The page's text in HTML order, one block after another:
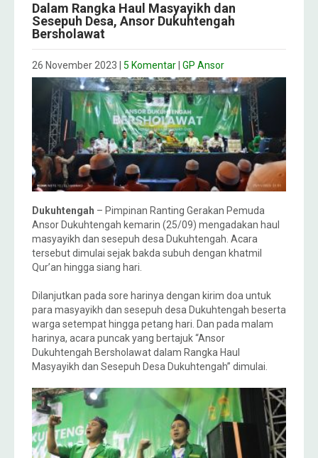
Dalam Rangka Haul Masyayikh dan
Sesepuh Desa, Ansor Dukuhtengah
Bersholawat
26 November 2023 5 Komentar GP Ansor
Dukuhtengah – Pimpinan Ranting Gerakan Pemuda
Ansor Dukuhtengah kemarin (25/09) mengadakan haul
masyayikh dan sesepuh desa Dukuhtengah. Acara
tersebut dimulai sejak bakda subuh dengan khatmil
Qur’an hingga siang hari.
Dilanjutkan pada sore harinya dengan kirim doa untuk
para masyayikh dan sesepuh desa Dukuhtengah beserta
warga setempat hingga petang hari. Dan pada malam
harinya, acara puncak yang bertajuk “Ansor
Dukuhtengah Bersholawat dalam Rangka Haul
Masyayikh dan Sesepuh Desa Dukuhtengah” dimulai.